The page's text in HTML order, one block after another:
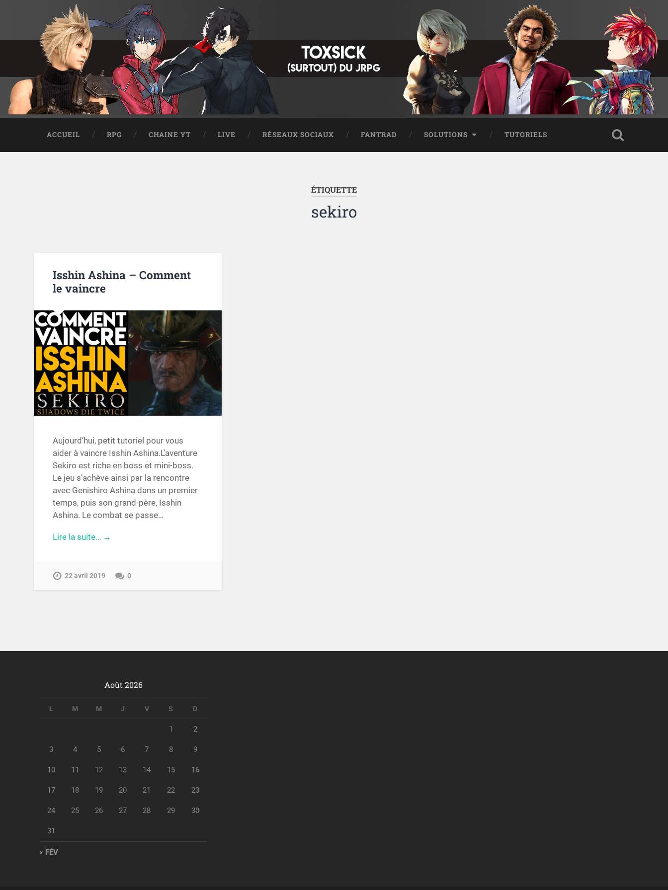
ACCUEIL RPG CHAINE YT LIVE RÉSEAUX SOCIAUX FANTRAD SOLUTIONS TUTORIELS
ÉTIQUETTE
sekiro
Isshin Ashina – Comment
le vaincre
Aujourd’hui, petit tutoriel pour vous
aider à vaincre Isshin Ashina.L’aventure
Sekiro est riche en boss et mini-boss.
Le jeu s’achève ainsi par la rencontre
avec Genishiro Ashina dans un premier
temps, puis son grand-père, Isshin
Ashina. Le combat se passe…
Lire la suite… →
22 avril 2019 0
Août 2026
L M M J V S D
1 2
3 4 5 6 7 8 9
10 11 12 13 14 15 16
17 18 19 20 21 22 23
24 25 26 27 28 29 30
31
« FÉV